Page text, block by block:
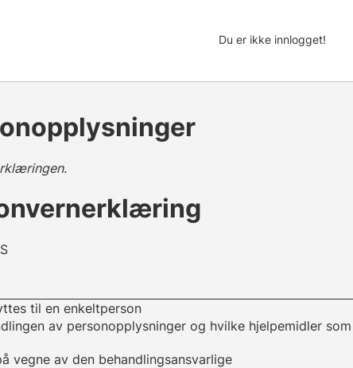
Du er ikke innlogget!
til en enkeltperson
av personopplysninger og hvilke hjelpemidler
vegne av den behandlingsansvarlige